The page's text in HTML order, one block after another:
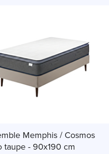
Memphis / Cosmos
taupe - 90x190 cm